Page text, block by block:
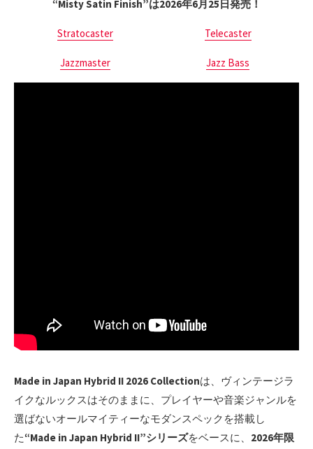
“Misty Satin Finish”は2026年6月25日発売！
Stratocaster Telecaster
Jazzmaster Jazz Bass
Made in Japan Hybrid II 2026 Collectionは、ヴィンテージラ
イクなルックスはそのままに、プレイヤーや音楽ジャンルを
選ばないオールマイティーなモダンスペックを搭載し
た“Made in Japan Hybrid II”シリーズをベースに、 2026年限